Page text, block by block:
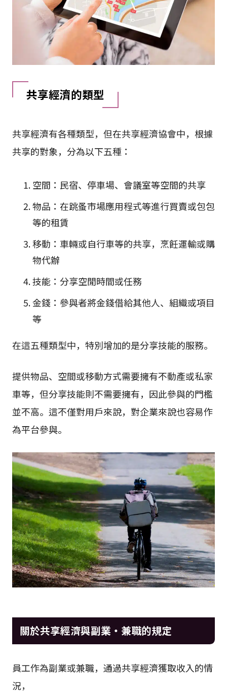
共享經濟的類型
共享經濟有各種類型，但在共享經濟協會中，根據
共享的對象，分為以下五種：
空間：民宿、停車場、會議室等空間的共享
物品：在跳蚤市場應用程式等進行買賣或包包
等的租賃
移動：車輛或自行車等的共享，烹飪運輸或購
物代辦
技能：分享空閒時間或任務
金錢：參與者將金錢借給其他人、組織或項目
等
在這五種類型中，特別增加的是分享技能的服務。
提供物品、空間或移動方式需要擁有不動產或私家
車等，但分享技能則不需要擁有，因此參與的門檻
並不高。這不僅對用戶來說，對企業來說也容易作
為平台參與。
關於共享經濟與副業・兼職的規定
員工作為副業或兼職，通過共享經濟獲取收入的情
況，